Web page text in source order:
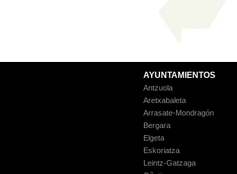
AYUNTAMIENTOS
Antzuola
Aretxabaleta
Arrasate-Mondragón
Bergara
Elgeta
Eskoriatza
Leintz-Gatzaga